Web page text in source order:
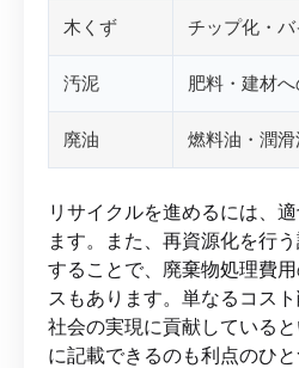
木くず チップ化・
汚泥 肥料・建材
廃油 燃料油・潤
リサイクルを進めるには、
ます。また、再資源化を行
することで、廃棄物処理費
スもあります。単なるコス
社会の実現に貢献している
に記載できるのも利点のひと